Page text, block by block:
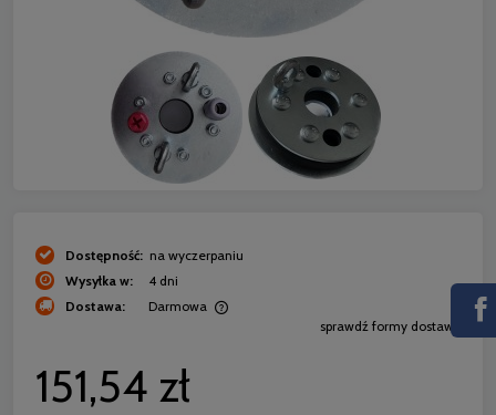
Dostępność: na wyczerpaniu
Wysyłka w:
4 dni
Dostawa:
Darmowa
Cena nie zawiera ewentualnych kosztów płatnościsprawdź formy dostawy
151,54 zł